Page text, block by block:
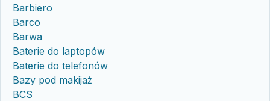
Barbiero
Barco
Barwa
Baterie do laptopów
Baterie do telefonów
Bazy pod makijaż
BCS